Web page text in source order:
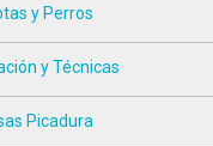
y Perros
y Técnicas
Picadura